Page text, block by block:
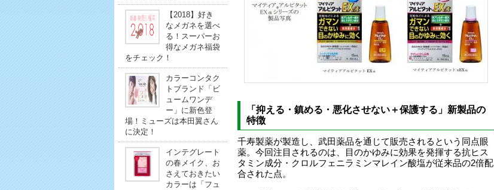
【2018】好き
なメガネを選べ
る！スーパーお
得なメガネ福袋
をチェック！
カラーコンタク
トブランド「ビ
ュームワンデ
ー」に新色登
場！ミューズは本田翼さん
に決定！
インテグレート
の春メイク、お
さえておきたい
カラーは「フュ
「抑える・鎮める・悪化させない＋保護する」新製品の
特徴
千寿製薬が製造し、武田薬品を通じて販売されるという同点眼
薬。今回注目されるのは、目のかゆみに効果を発揮する抗ヒス
タミン成分・クロルフェニラミンマレイン酸塩が従来品の2倍配
合された点。